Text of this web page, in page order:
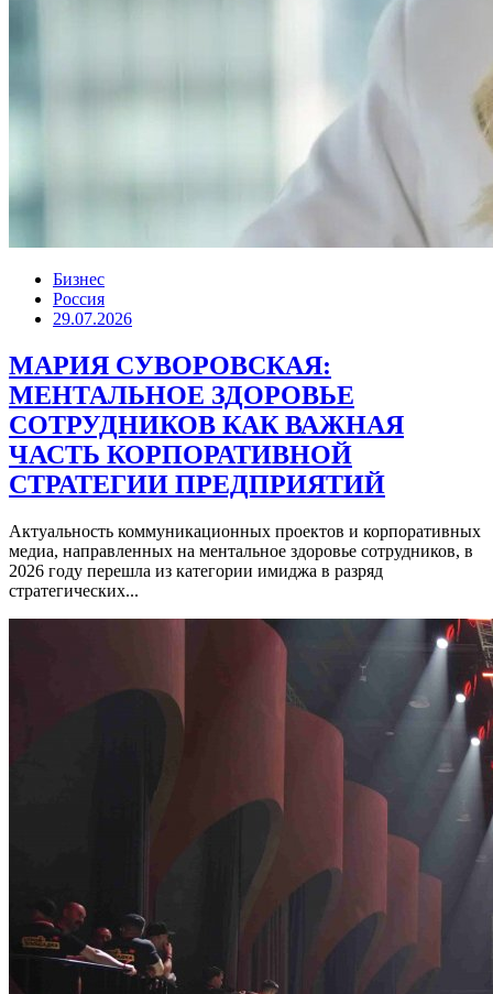
Бизнес
Россия
29.07.2026
МАРИЯ СУВОРОВСКАЯ:
МЕНТАЛЬНОЕ ЗДОРОВЬЕ
СОТРУДНИКОВ КАК ВАЖНАЯ
ЧАСТЬ КОРПОРАТИВНОЙ
СТРАТЕГИИ ПРЕДПРИЯТИЙ
Актуальность коммуникационных проектов и корпоративных
медиа, направленных на ментальное здоровье сотрудников, в
2026 году перешла из категории имиджа в разряд
стратегических...